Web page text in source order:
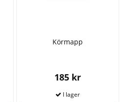
Körmapp
185 kr